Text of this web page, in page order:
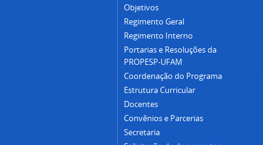
Objetivos
Regimento Geral
Regimento Interno
Portarias e Resoluções da
PROPESP-UFAM
Coordenação do Programa
Estrutura Curricular
Docentes
Convênios e Parcerias
Secretaria